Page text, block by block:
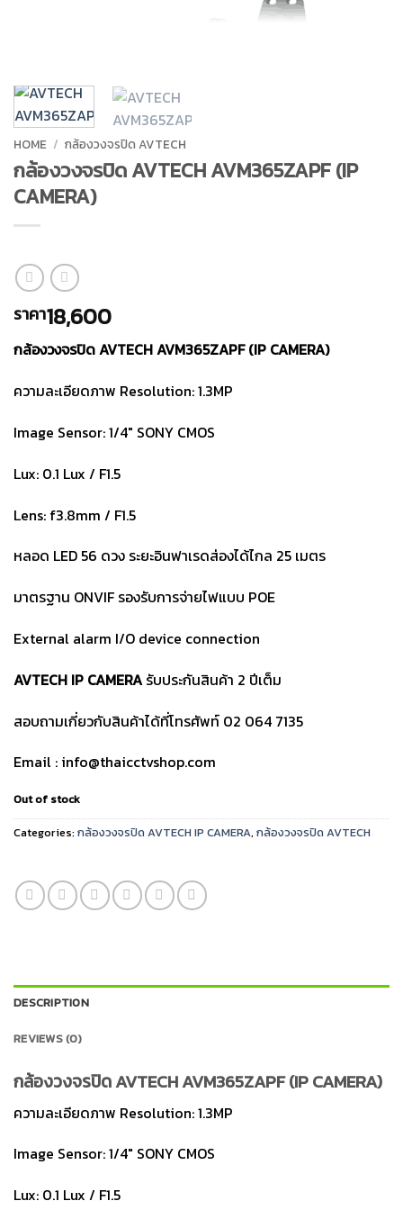
HOME / กล้องวงจรปิด AVTECH
กล้องวงจรปิด AVTECH AVM365ZAPF (IP
CAMERA)
ราคา18,600
กล้องวงจรปิด AVTECH AVM365ZAPF (IP CAMERA)
ความละเอียดภาพ Resolution: 1.3MP
Image Sensor: 1/4″ SONY CMOS
Lux: 0.1 Lux / F1.5
Lens: f3.8mm / F1.5
หลอด LED 56 ดวง ระยะอินฟาเรดส่องได้ไกล 25 เมตร
มาตรฐาน ONVIF รองรับการจ่ายไฟแบบ POE
External alarm I/O device connection
AVTECH IP CAMERAรับประกันสินค้า 2 ปีเต็ม
สอบถามเกี่ยวกับสินค้าได้ที่โทรศัพท์ 02 064 7135
Email : info@thaicctvshop.com
Out of stock
Categories:กล้องวงจรปิด AVTECH IP CAMERA, กล้องวงจรปิด AVTECH
DESCRIPTION
REVIEWS (0)
กล้องวงจรปิด AVTECH AVM365ZAPF (IP CAMERA)
ความละเอียดภาพ Resolution: 1.3MP
Image Sensor: 1/4″ SONY CMOS
Lux: 0.1 Lux / F1.5